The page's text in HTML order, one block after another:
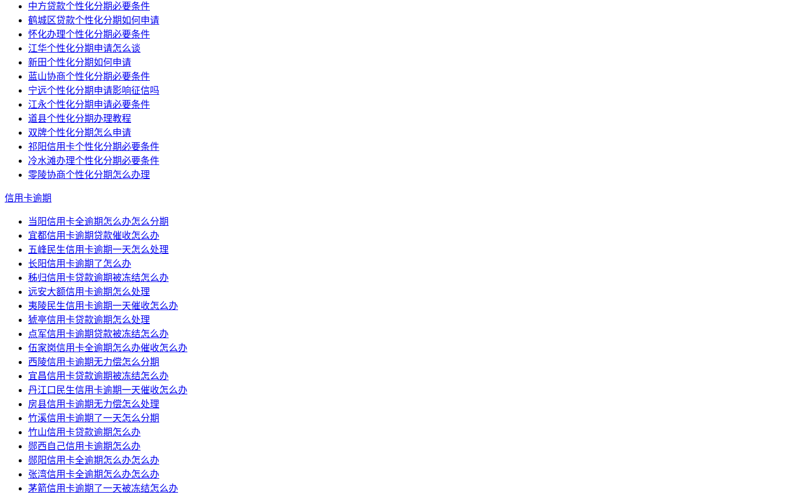
中方贷款个性化分期必要条件
鹤城区贷款个性化分期如何申请
怀化办理个性化分期必要条件
江华个性化分期申请怎么谈
新田个性化分期如何申请
蓝山协商个性化分期必要条件
宁远个性化分期申请影响征信吗
江永个性化分期申请必要条件
道县个性化分期办理教程
双牌个性化分期怎么申请
祁阳信用卡个性化分期必要条件
冷水滩办理个性化分期必要条件
零陵协商个性化分期怎么办理
信用卡逾期
当阳信用卡全逾期怎么办怎么分期
宜都信用卡逾期贷款催收怎么办
五峰民生信用卡逾期一天怎么处理
长阳信用卡逾期了怎么办
秭归信用卡贷款逾期被冻结怎么办
远安大额信用卡逾期怎么处理
夷陵民生信用卡逾期一天催收怎么办
猇亭信用卡贷款逾期怎么处理
点军信用卡逾期贷款被冻结怎么办
伍家岗信用卡全逾期怎么办催收怎么办
西陵信用卡逾期无力偿怎么分期
宜昌信用卡贷款逾期被冻结怎么办
丹江口民生信用卡逾期一天催收怎么办
房县信用卡逾期无力偿怎么处理
竹溪信用卡逾期了一天怎么分期
竹山信用卡贷款逾期怎么办
郧西自己信用卡逾期怎么办
郧阳信用卡全逾期怎么办怎么办
张湾信用卡全逾期怎么办怎么办
茅箭信用卡逾期了一天被冻结怎么办